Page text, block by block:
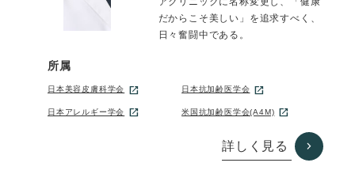
だからこそ美しい」を追求すべく、
日々奮闘中である。
所属
日本美容皮膚科学会 日本抗加齢医学会
日本アレルギー学会 米国抗加齢医学会(A4M)
詳しく見る